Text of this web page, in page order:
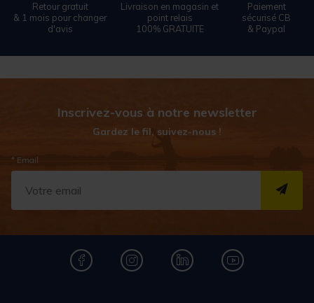
Retour gratuit
& 1 mois pour changer
d'avis
Livraison en magasin et
point relais
100% GRATUITE
Paiement
sécurisé CB
& Paypal
Inscrivez-vous à notre newsletter
Gardez le fil, suivez-nous !
* Email